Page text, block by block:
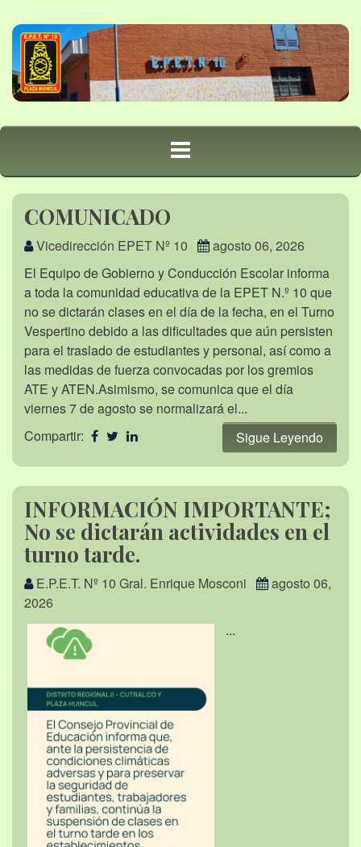
COMUNICADO
Vicedirección EPET Nº 10
agosto 06, 2026
El Equipo de Gobierno y Conducción Escolar informa
a toda la comunidad educativa de la EPET N.º 10 que
no se dictarán clases en el día de la fecha, en el Turno
Vespertino debido a las dificultades que aún persisten
para el traslado de estudiantes y personal, así como a
las medidas de fuerza convocadas por los gremios
ATE y ATEN.Asimismo, se comunica que el día
viernes 7 de agosto se normalizará el...
Compartir:
Sigue Leyendo
INFORMACIÓN IMPORTANTE;
No se dictarán actividades en el
turno tarde.
E.P.E.T. Nº 10 Gral. Enrique Mosconi
agosto 06,
2026
...